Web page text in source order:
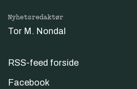
Nyhetsredaktør
Tor M. Nondal
RSS-feed forside
Facebook